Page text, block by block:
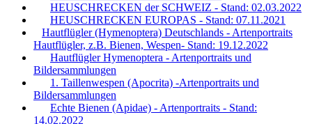
HEUSCHRECKEN der SCHWEIZ - Stand: 02.03.2022
HEUSCHRECKEN EUROPAS - Stand: 07.11.2021
Hautflügler (Hymenoptera) Deutschlands - Artenportraits
Hautflügler, z.B. Bienen, Wespen- Stand: 19.12.2022
Hautflügler Hymenoptera - Artenportraits und
Bildersammlungen
1. Taillenwespen (Apocrita) -Artenportraits und
Bildersammlungen
Echte Bienen (Apidae) - Artenportraits - Stand:
14.02.2022